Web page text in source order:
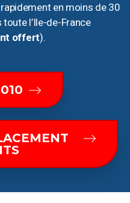
en moins de 30
l’Ile-de-France
offert).